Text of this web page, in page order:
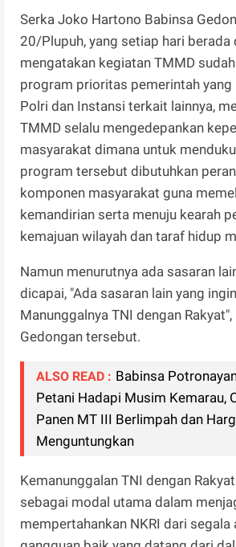
Serka Joko Hartono Babinsa
20/Plupuh, yang setiap hari berada
mengatakan kegiatan TMMD
program prioritas pemerintah yang
Polri dan Instansi terkait lainnya,
TMMD selalu mengedepankan
masyarakat dimana untuk
program tersebut dibutuhkan
komponen masyarakat guna
kemandirian serta menuju kearah
kemajuan wilayah dan taraf hidup
Namun menurutnya ada sasaran
dicapai, "Ada sasaran lain yang
Manunggalnya TNI dengan
Gedongan tersebut.
ALSO READ : Babinsa
Petani Hadapi Musim Kemarau,
Panen MT III Berlimpah dan
Menguntungkan
Kemanunggalan TNI dengan
sebagai modal utama dalam
mempertahankan NKRI dari segala